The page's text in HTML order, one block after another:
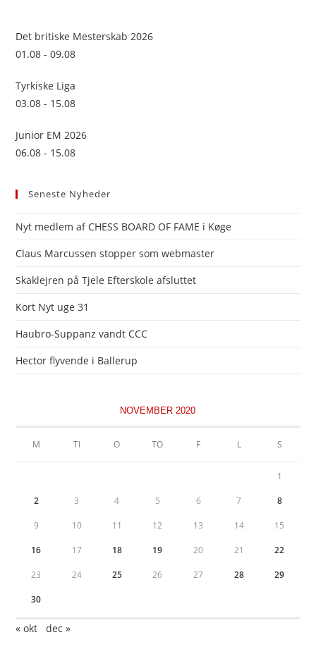
Det britiske Mesterskab 2026
01.08 - 09.08
Tyrkiske Liga
03.08 - 15.08
Junior EM 2026
06.08 - 15.08
Seneste Nyheder
Nyt medlem af CHESS BOARD OF FAME i Køge
Claus Marcussen stopper som webmaster
Skaklejren på Tjele Efterskole afsluttet
Kort Nyt uge 31
Haubro-Suppanz vandt CCC
Hector flyvende i Ballerup
NOVEMBER 2020
M TI O TO F L S
1
2 3 4 5 6 7 8
9 10 11 12 13 14 15
16 17 18 19 20 21 22
23 24 25 26 27 28 29
30
« okt dec »